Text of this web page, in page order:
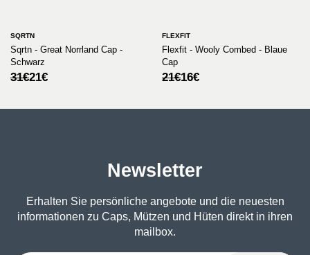
SQRTN
Sqrtn - Great Norrland Cap -
Schwarz
31€
Ursprünglicher
31€
21€
Aktueller
21€.
FLEXFIT
Flexfit - Wooly Combed - Blaue
Cap
21€
Ursprünglicher
21€
16€
Aktueller
16€.
Newsletter
Erhalten Sie persönliche angebote und die neuesten
informationen zu Caps, Mützen und Hüten direkt in ihren
mailbox.